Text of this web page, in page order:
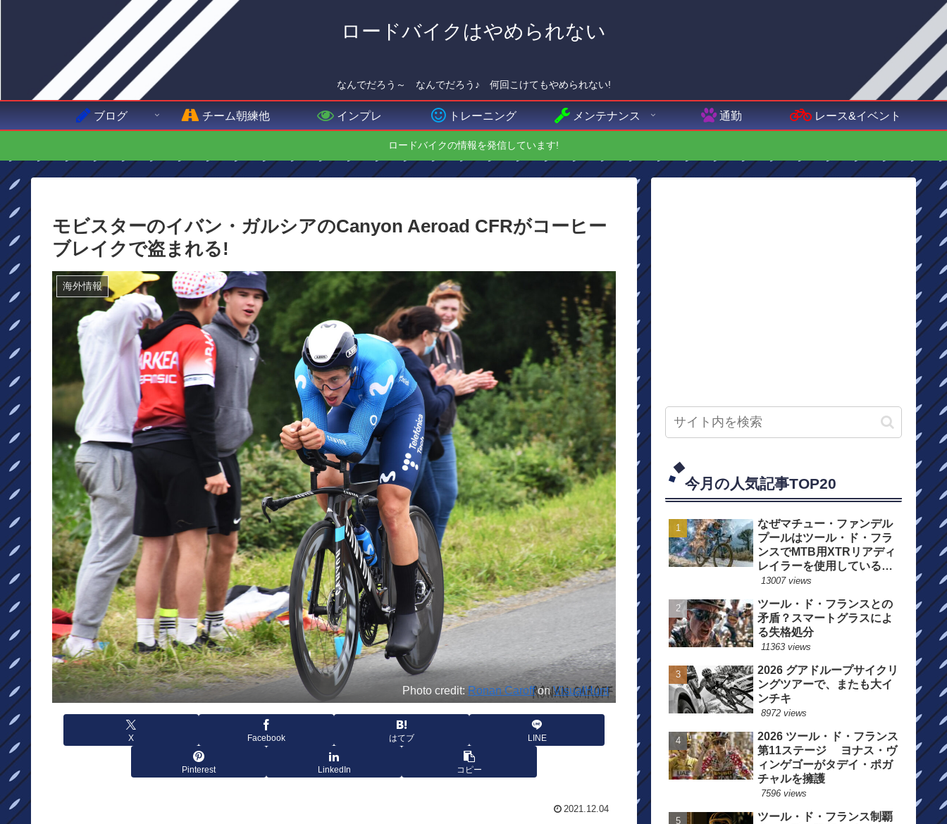
ロードバイクはやめられない
なんでだろう～ なんでだろう♪ 何回こけてもやめられない!
ブログ チーム朝練他 インプレ トレーニング メンテナンス 通勤 レース&イベント
ロードバイクの情報を発信しています!
モビスターのイバン・ガルシアのCanyon Aeroad CFRがコーヒー
ブレイクで盗まれる!
海外情報
Photo credit:Ronan CaroffonVisualHunt
X Facebook はてブ LINE
Pinterest LinkedIn コピー
2021.12.04
今月の人気記事TOP20
なぜマチュー・ファンデル
プールはツール・ド・フラ
ンスでMTB用XTRリアディ
レイラーを使用しているの
か？
13007 views
ツール・ド・フランスとの
矛盾？スマートグラスによ
る失格処分
11363 views
2026 グアドループサイクリ
ングツアーで、またも大イ
ンチキ
8972 views
2026 ツール・ド・フランス
第11ステージ ヨナス・ヴ
ィンゲゴーがタデイ・ポガ
チャルを擁護
7596 views
ツール・ド・フランス制覇